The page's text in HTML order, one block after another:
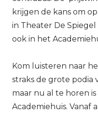
krijgen de kans om
in Theater De
ook in het
Kom luisteren naar
straks de grote podia
maar nu al te horen
Academiehuis. Vanaf